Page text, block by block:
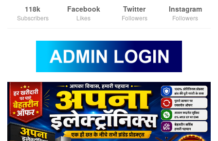
118k
Subscribers
Facebook
Likes
Twitter
Followers
Instagram
Followers